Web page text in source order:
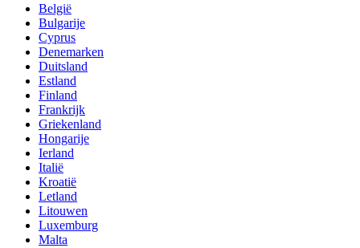
België
Bulgarije
Cyprus
Denemarken
Duitsland
Estland
Finland
Frankrijk
Griekenland
Hongarije
Ierland
Italië
Kroatië
Letland
Litouwen
Luxemburg
Malta